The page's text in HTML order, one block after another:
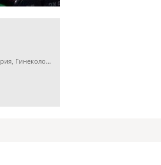
Детская клиника, Медицинская лаборатория, Гинекология